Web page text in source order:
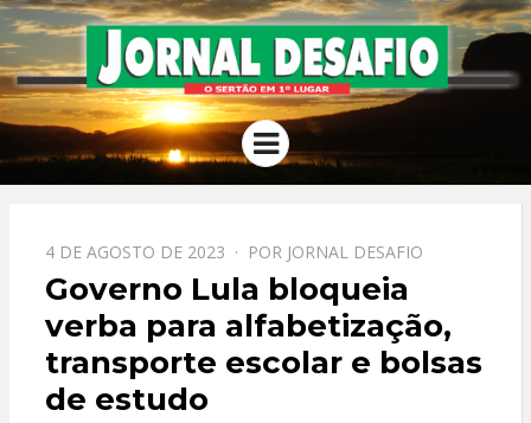
JORNAL
DESAFIO
O Sertão em 1º Lugar
Menu
PPOSTADO
EM
4 DE AGOSTO DE 2023 POR JORNAL DESAFIO
Governo Lula bloqueia
verba para alfabetização,
transporte escolar e bolsas
de estudo